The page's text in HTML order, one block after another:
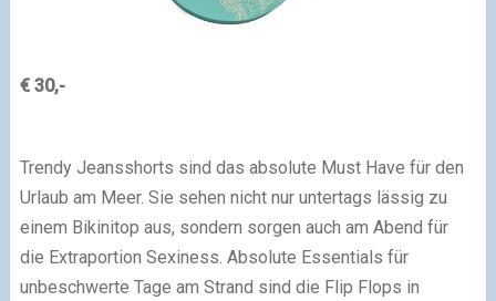
€ 30,-
Trendy Jeansshorts sind das absolute Must Have für den
Urlaub am Meer. Sie sehen nicht nur untertags lässig zu
einem Bikinitop aus, sondern sorgen auch am Abend für
die Extraportion Sexiness. Absolute Essentials für
unbeschwerte Tage am Strand sind die Flip Flops in